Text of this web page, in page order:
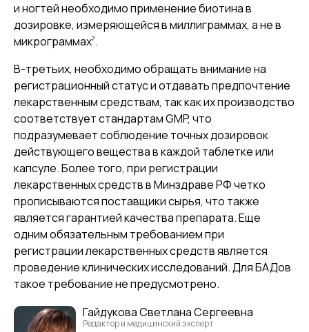
и ногтей необходимо применение биотина в
дозировке, измеряющейся в миллиграммах, а не в
микрограммах7.
В-третьих, необходимо обращать внимание на
регистрационный статус и отдавать предпочтение
лекарственным средствам, так как их производство
соответствует стандартам GMP, что
подразумевает соблюдение точных дозировок
действующего вещества в каждой таблетке или
капсуле. Более того, при регистрации
лекарственных средств в Минздраве РФ четко
прописываются поставщики сырья, что также
является гарантией качества препарата. Еще
одним обязательным требованием при
регистрации лекарственных средств является
проведение клинических исследований. Для БАДов
такое требование не предусмотрено.
Гайдукова Светлана Сергеевна
Редактор и медицинский эксперт